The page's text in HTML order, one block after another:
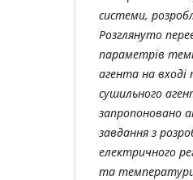
системи,
Розглянуто
параметрів
агента на
сушильного
запропоновано
завдання з
електричного
та температури